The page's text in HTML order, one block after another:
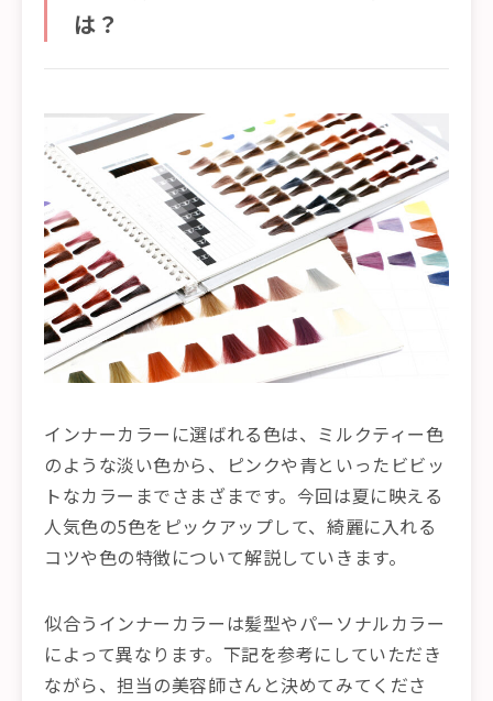
は？
インナーカラーに選ばれる色は、ミルクティー色
のような淡い色から、ピンクや青といったビビッ
トなカラーまでさまざまです。今回は夏に映える
人気色の5色をピックアップして、綺麗に入れる
コツや色の特徴について解説していきます。
似合うインナーカラーは髪型やパーソナルカラー
によって異なります。下記を参考にしていただき
ながら、担当の美容師さんと決めてみてくださ